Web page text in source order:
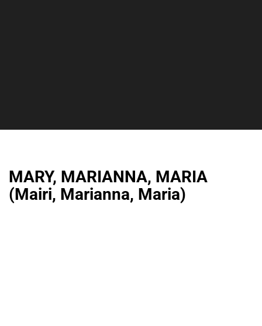
MARY, MARIANNA, MARIA
(Mairi, Marianna, Maria)